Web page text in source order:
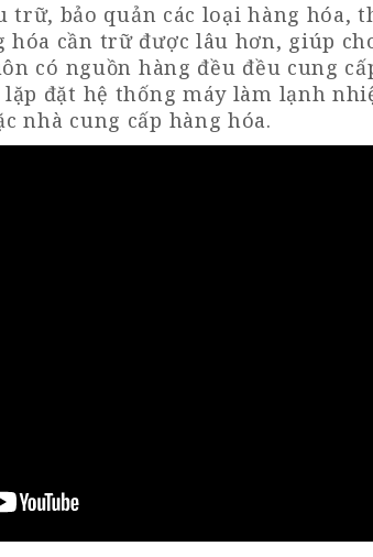
trữ, bảo quản các loại hàng
hóa cần trữ được lâu hơn, giúp
có nguồn hàng đều đều cung
đặt hệ thống máy làm lạnh
nhà cung cấp hàng hóa.